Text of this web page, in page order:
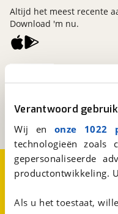
Verantwoord
Wij en onze 1022
technologieën
gepersonaliseerde
productontwikkeling.
Als u het toestaat,
Een initiatief van
Altijd het meest recente
Download 'm nu.
Over viaBOVAG.nl
Cookievoorkeuren